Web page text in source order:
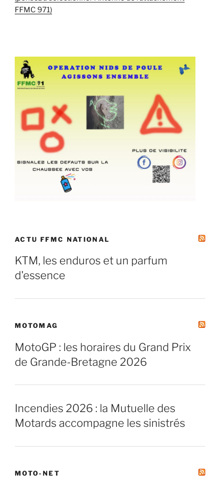
FFMC 971)
ACTU FFMC NATIONAL
KTM, les enduros et un parfum
d'essence
MOTOMAG
MotoGP : les horaires du Grand Prix
de Grande-Bretagne 2026
Incendies 2026 : la Mutuelle des
Motards accompagne les sinistrés
MOTO-NET